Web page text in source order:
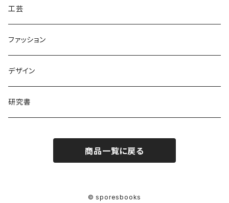
工芸
ファッション
デザイン
研究書
商品一覧に戻る
© sporesbooks